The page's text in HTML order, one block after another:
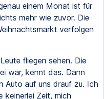
einem Monat ist für
mehr wie zuvor. Die
verfolgen
fliegen sehen. Die
war, kennt das. Dann
Auto auf uns drauf zu. Ich
keinerlei Zeit, mich